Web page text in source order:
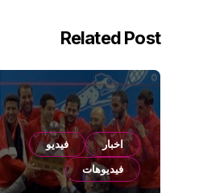
Related Post
اخبار
فيديو
فيديوهات